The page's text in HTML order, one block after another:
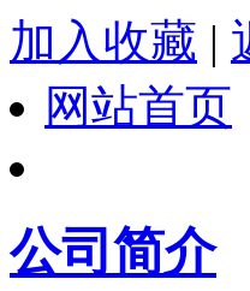
加入收藏 |
网站首页
公司简介